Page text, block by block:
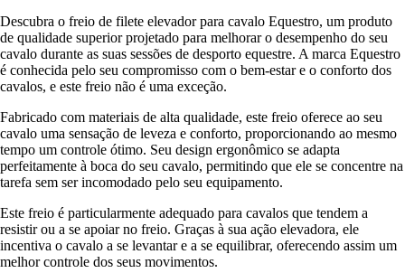
Descubra o freio de filete elevador para cavalo Equestro, um produto
de qualidade superior projetado para melhorar o desempenho do seu
cavalo durante as suas sessões de desporto equestre. A marca Equestro
é conhecida pelo seu compromisso com o bem-estar e o conforto dos
cavalos, e este freio não é uma exceção.
Fabricado com materiais de alta qualidade, este freio oferece ao seu
cavalo uma sensação de leveza e conforto, proporcionando ao mesmo
tempo um controle ótimo. Seu design ergonômico se adapta
perfeitamente à boca do seu cavalo, permitindo que ele se concentre na
tarefa sem ser incomodado pelo seu equipamento.
Este freio é particularmente adequado para cavalos que tendem a
resistir ou a se apoiar no freio. Graças à sua ação elevadora, ele
incentiva o cavalo a se levantar e a se equilibrar, oferecendo assim um
melhor controle dos seus movimentos.